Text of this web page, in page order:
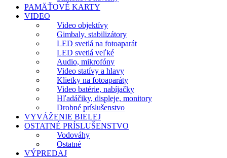
PAMÄŤOVÉ KARTY
VIDEO
Video objektívy
Gimbaly, stabilizátory
LED svetlá na fotoaparát
LED svetlá veľké
Audio, mikrofóny
Video statívy a hlavy
Klietky na fotoaparáty
Video batérie, nabíjačky
Hľadáčiky, displeje, monitory
Drobné príslušenstvo
VYVÁŽENIE BIELEJ
OSTATNÉ PRÍSLUŠENSTVO
Vodováhy
Ostatné
VÝPREDAJ